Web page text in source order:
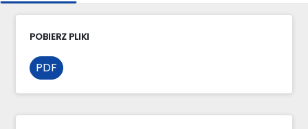
POBIERZ PLIKI
PDF